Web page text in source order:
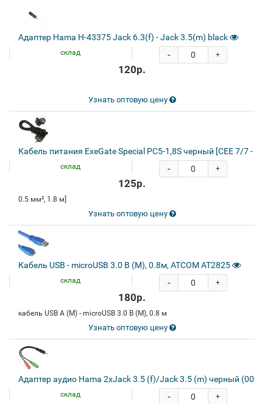
Адаптер Hama H-43375 Jack 6.3(f) - Jack 3.5(m) black
склад +
-
120р.
Узнать оптовую цену
Кабель питания ExeGate Special PC5-1,8S черный [CEE 7/7 - IEC
склад +
-
125р.
0.5 мм², 1.8 м]
Узнать оптовую цену
Кабель USB - microUSB 3.0 B (M), 0.8м, ATCOM AT2825
склад +
-
180р.
кабель USB A (M) - microUSB 3.0 B (M), 0.8 м
Узнать оптовую цену
Адаптер аудио Hama 2xJack 3.5 (f)/Jack 3.5 (m) черный
склад +
-